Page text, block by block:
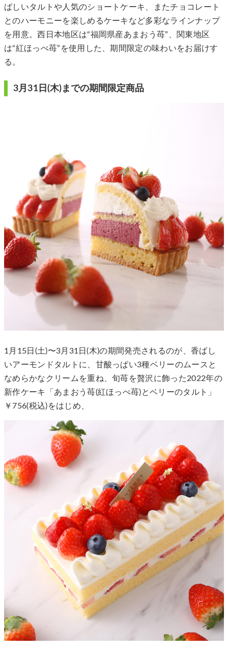
ばしいタルトや人気のショートケーキ、またチョコレート
とのハーモニーを楽しめるケーキなど多彩なラインナップ
を用意。西日本地区は“福岡県産あまおう苺”、関東地区
は“紅ほっぺ苺”を使用した、期間限定の味わいをお届けす
る。
3月31日(木)までの期間限定商品
1月15日(土)〜3月31日(木)の期間発売されるのが、香ばし
いアーモンドタルトに、甘酸っぱい3種ベリーのムースと
なめらかなクリームを重ね、旬苺を贅沢に飾った2022年の
新作ケーキ「あまおう苺(紅ほっぺ苺)とベリーのタルト」
￥756(税込)をはじめ、